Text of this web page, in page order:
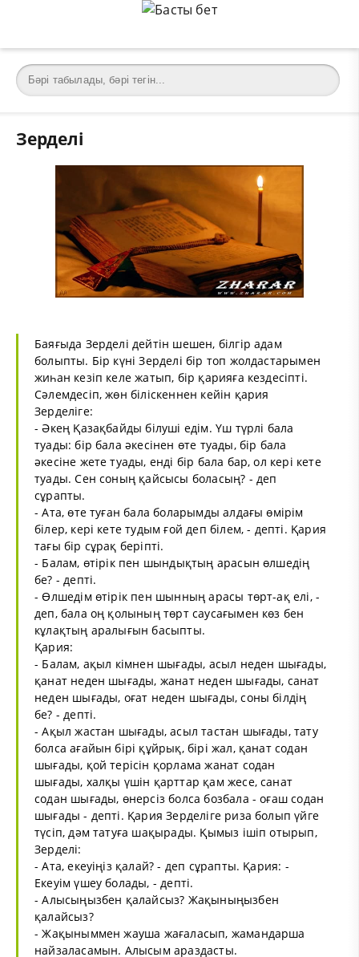
Зерделі
Баяғыда Зерделі дейтін шешен, білгір адам
болыпты. Бір күні Зерделі бір топ жолдастарымен
жиһан кезіп келе жатып, бір қарияға кездесіпті.
Сәлемдесіп, жөн біліскеннен кейін қария
Зерделіге:
- Әкең Қазақбайды білуші едім. Үш түрлі бала
туады: бір бала әкесінен өте туады, бір бала
әкесіне жете туады, енді бір бала бар, ол кері кете
туады. Сен соның қайсысы боласың? - деп
сұрапты.
- Ата, өте туған бала боларымды алдағы өмірім
білер, кері кете тудым ғой деп білем, - депті. Қария
тағы бір сұрақ беріпті.
- Балам, өтірік пен шындықтың арасын өлшедің
бе? - депті.
- Өлшедім өтірік пен шынның арасы төрт-ақ елі, -
деп, бала оң қолының төрт саусағымен көз бен
кұлақтың аралығын басыпты.
Қария:
- Балам, ақыл кімнен шығады, асыл неден шығады,
қанат неден шығады, жанат неден шығады, санат
неден шығады, оғат неден шығады, соны білдің
бе? - депті.
- Ақыл жастан шығады, асыл тастан шығады, тату
болса ағайын бірі құйрық, бірі жал, қанат содан
шығады, қой терісін қорлама жанат содан
шығады, халқы үшін қарттар қам жесе, санат
содан шығады, өнерсіз болса бозбала - оғаш содан
шығады - депті. Қария Зерделіге риза болып үйге
түсіп, дәм татуға шақырады. Қымыз ішіп отырып,
Зерделі:
- Ата, екеуіңіз қалай? - деп сұрапты. Қария: -
Екеуім үшеу болады, - депті.
- Алысыңызбен қалайсыз? Жақыныңызбен
қалайсыз?
- Жақыныммен жауша жағаласып, жамандарша
найзаласамын. Алысым араздасты.